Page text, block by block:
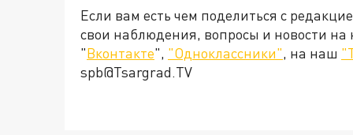
Если вам есть чем поделиться с
свои наблюдения, вопросы и новости
"Вконтакте", "Одноклассники", на наш
spb@Tsargrad.TV